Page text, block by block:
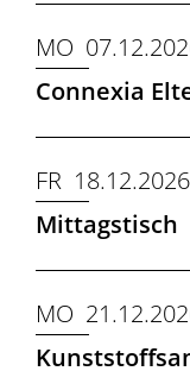
MO
Connexia
FR 18.12.2026
Mittagstisch
MO